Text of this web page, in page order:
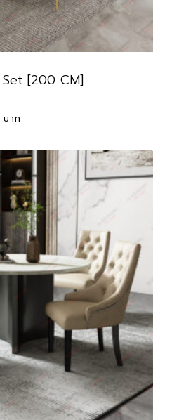
Set [200 CM]
฿.
is:
73,799 ฿.